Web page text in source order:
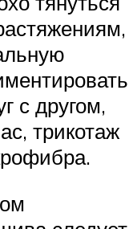
с другом,
трикотаж